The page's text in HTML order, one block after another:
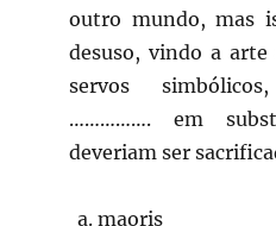
outro mundo, mas
desuso, vindo a arte
servos
……………. em
deveriam ser
maoris